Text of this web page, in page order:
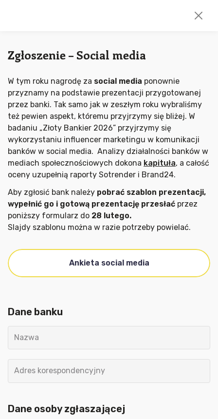
Zgłoszenie – Social media
W tym roku nagrodę za social media ponownie
przyznamy na podstawie prezentacji przygotowanej
przez banki. Tak samo jak w zeszłym roku wybraliśmy
też pewien aspekt, któremu przyjrzymy się bliżej. W
badaniu „Złoty Bankier 2026” przyjrzymy się
wykorzystaniu influencer marketingu w komunikacji
banków w social media. Analizy działalności banków w
mediach społecznościowych dokona kapituła, a całość
oceny uzupełnią raporty Sotrender i Brand24.
Aby zgłosić bank należy pobrać szablon prezentacji,
wypełnić go i gotową prezentację przesłać przez
poniższy formularz do 28 lutego.
Slajdy szablonu można w razie potrzeby powielać.
Ankieta social media
Dane banku
Nazwa
Adres korespondencyjny
Dane osoby zgłaszającej